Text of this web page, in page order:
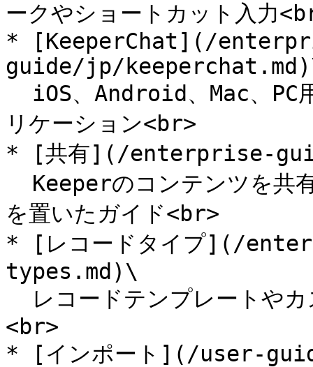
ークやショートカット入力
* [KeeperChat](/
guide/jp/
リケーション<br>
* [共有](/enterprise-
を置いたガイド<br>
* [レコードタイプ](/
types.md)\
<br>
* [インポート](/user-